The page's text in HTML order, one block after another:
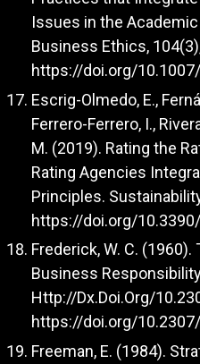
Issues in the
Business Ethics,
https://doi.org/
Escrig-Olmedo, E.,
Ferrero-Ferrero, I.,
M. (2019). Rating the
Rating Agencies
Principles.
https://doi.org/
Frederick, W. C.
Business
Http://Dx.Doi.Org/
https://doi.org/
Freeman, E. (1984).